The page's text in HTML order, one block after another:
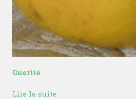
Guerlié
Lire la suite